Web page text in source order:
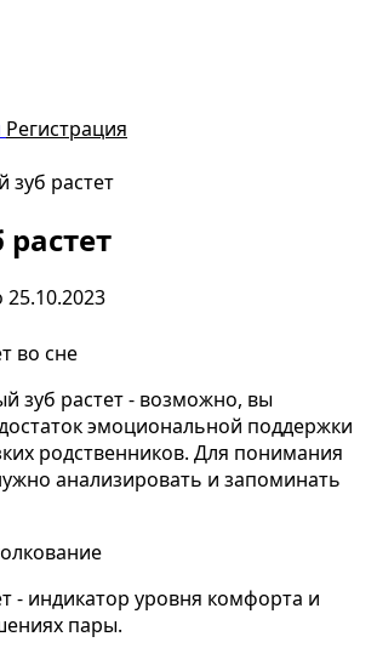
Регистрация
зуб растет
во сне
зуб растет - возможно, вы
эмоциональной поддержки
родственников. Для понимания
анализировать и запоминать
- индикатор уровня комфорта и
пары.